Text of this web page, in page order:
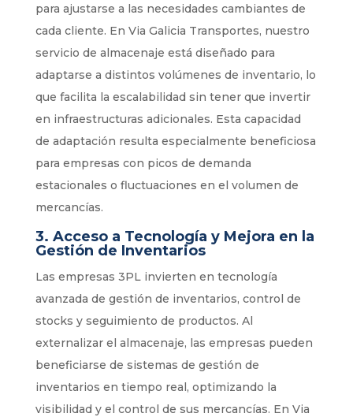
para ajustarse a las necesidades cambiantes de
cada cliente. En Via Galicia Transportes, nuestro
servicio de almacenaje está diseñado para
adaptarse a distintos volúmenes de inventario, lo
que facilita la escalabilidad sin tener que invertir
en infraestructuras adicionales. Esta capacidad
de adaptación resulta especialmente beneficiosa
para empresas con picos de demanda
estacionales o fluctuaciones en el volumen de
mercancías.
3. Acceso a Tecnología y Mejora en la
Gestión de Inventarios
Las empresas 3PL invierten en tecnología
avanzada de gestión de inventarios, control de
stocks y seguimiento de productos. Al
externalizar el almacenaje, las empresas pueden
beneficiarse de sistemas de gestión de
inventarios en tiempo real, optimizando la
visibilidad y el control de sus mercancías. En Via